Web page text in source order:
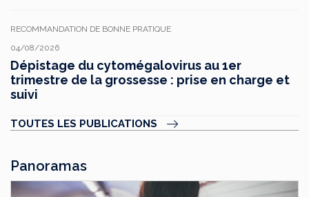
RECOMMANDATION DE BONNE PRATIQUE
04/08/2026
Dépistage du cytomégalovirus au 1er
trimestre de la grossesse : prise en charge et
suivi
TOUTES LES PUBLICATIONS
Panoramas